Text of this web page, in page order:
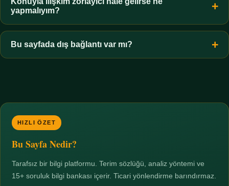
zorunluluktur.
yapmalıyım?
Zaman sınırı koyun, harcadığınız süreyi ölçün ve gerekirse
profesyonel destek alın. Türkiye'de ücretsiz danışma hatları
mevcuttur; yardım istemek güçlü bir adımdır.
Bu sayfada dış bağlantı var mı?
HIZLI ÖZET
Bu Sayfa Nedir?
Tarafsız bir bilgi platformu. Terim sözlüğü, analiz yöntemi ve
15+ soruluk bilgi bankası içerir. Ticari yönlendirme barındırmaz.